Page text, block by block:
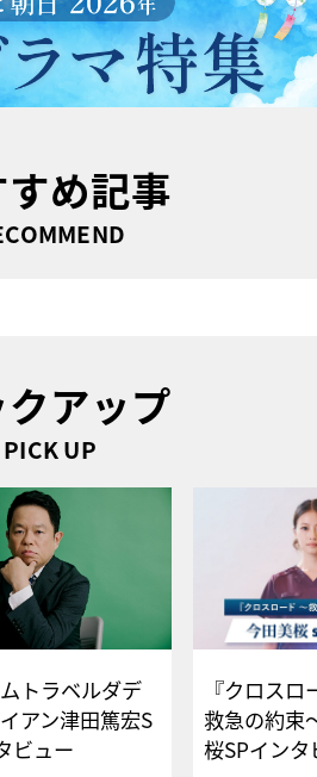
め記事
クアップ
PICK UP
ムトラベルダデ
アン津田篤宏S
タビュー
『クロス
救急の約束
桜SPイ